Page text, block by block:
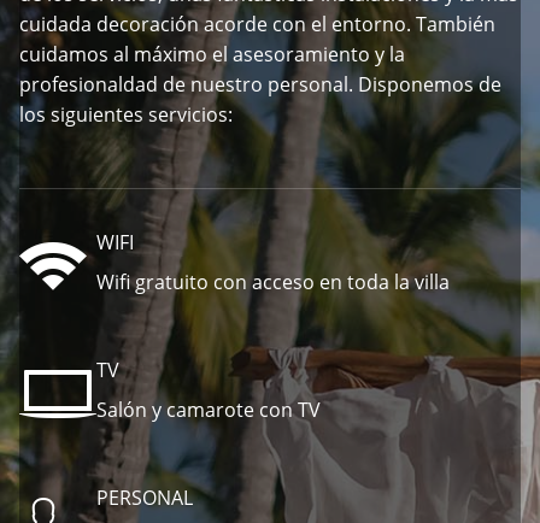
cuidada decoración acorde con el entorno. También
cuidamos al máximo el asesoramiento y la
profesionaldad de nuestro personal. Disponemos de
los siguientes servicios:
WIFI
Wifi gratuito con acceso en toda la villa
TV
Salón y camarote con TV
PERSONAL